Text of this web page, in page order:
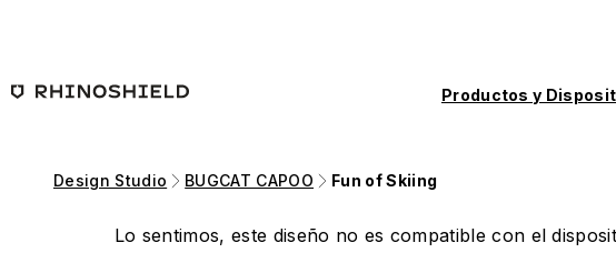
Productos y
Design Studio BUGCAT CAPOO Fun of Skiing
Lo sentimos, este diseño no es compatible con el